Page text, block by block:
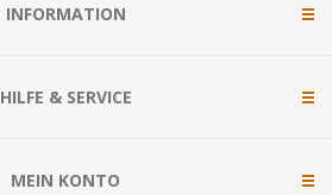
INFORMATION
HILFE & SERVICE
MEIN KONTO